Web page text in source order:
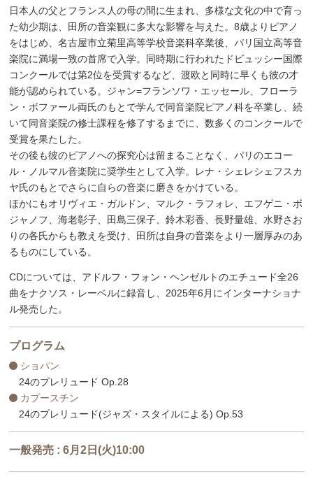
日本人の父とフランス人の母の間に生まれ、多様な文化の中で育っ
た幼少期は、田所の音楽観に多大な影響を与えた。8歳よりピアノ
をはじめ、名古屋市立菊里高等学校音楽科卒業後、パリ国立高等音
楽院に満場一致の首席で入学。同時期に行われたドビュッシー国際
コンクールでは第2位を受賞するなど、渡欧と同時に早くも彼の才
能が認められている。ジャン=フランソワ・エッセール、フローラ
ン・ボファール両氏のもとで学んで同音楽院ピアノ科を卒業し、続
いて同音楽院の修士課程を修了するまでに、数多くのコンクールで
受賞を果たした。
その後も彼のピアノへの探究心は留まることなく、パリのエコー
ル・ノルマル音楽院に奨学生として入学。レナ・シェレシェフスカ
ヤ氏のもとでさらに自らの音楽に磨きをかけている。
ほかにもオリヴィエ・ガルドン、マルク・ラフォレ、エフゲニ・ボ
ジャノフ、海老彰子、田島三保子、鈴木彩香、長野量雄、水野さお
りの各氏からも教えを受け、田所は自身の音楽をより一層厚みのあ
るものにしている。
CDについては、アドルフ・フォン・ヘンゼルトのエチュード全26
曲をナクソス・レーベルに録音し、2025年6月にインターナショナ
ル発売した。
プログラム
ショパン
24のプレリュード Op.28
カプースチン
24のプレリュード(ジャズ・スタイルによる) Op.53
一般発売 : 6月2日(火)10:00